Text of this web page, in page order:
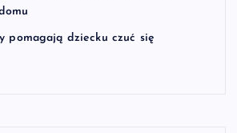
pomagają dziecku czuć się